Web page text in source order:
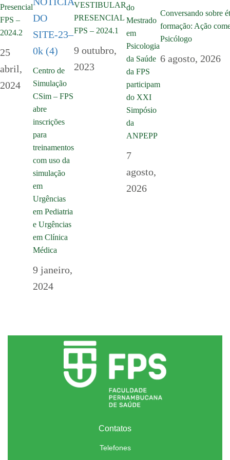
Presencial
FPS –
2024.2
25
abril,
2024
Centro de
Simulação
CSim – FPS
abre
inscrições
para
treinamentos
com uso da
simulação
em
Urgências
em Pediatria
e Urgências
em Clínica
Médica
9 janeiro,
2024
VESTIBULAR
PRESENCIAL
FPS – 2024.1
9 outubro,
2023
do
Mestrado
em
Psicologia
da Saúde
da FPS
participam
do XXI
Simpósio
da
ANPEPP
7
agosto,
2026
Conversando sobre
formação: Ação
Psicólogo
6 agosto, 2026
Contatos
Telefones